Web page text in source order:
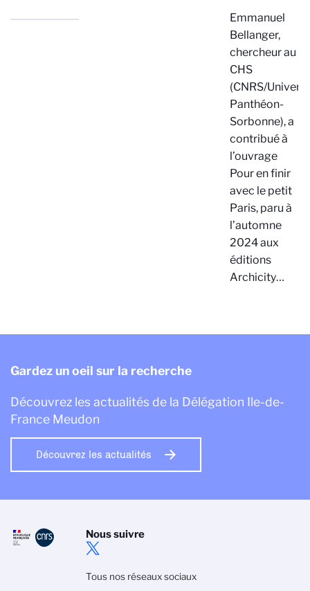
Emmanuel
Bellanger,
chercheur au
CHS
(CNRS/
Panthéon-
Sorbonne), a
contribué à
l’ouvrage
Pour en finir
avec le petit
Paris, paru à
l’automne
2024 aux
éditions
Archicity…
Gardez un oeil sur la recherche
Découvrez les actualités de la Délégation Ile-de-
France Meudon
Découvrez les actualités
Nous suivre
Tous nos réseaux sociaux